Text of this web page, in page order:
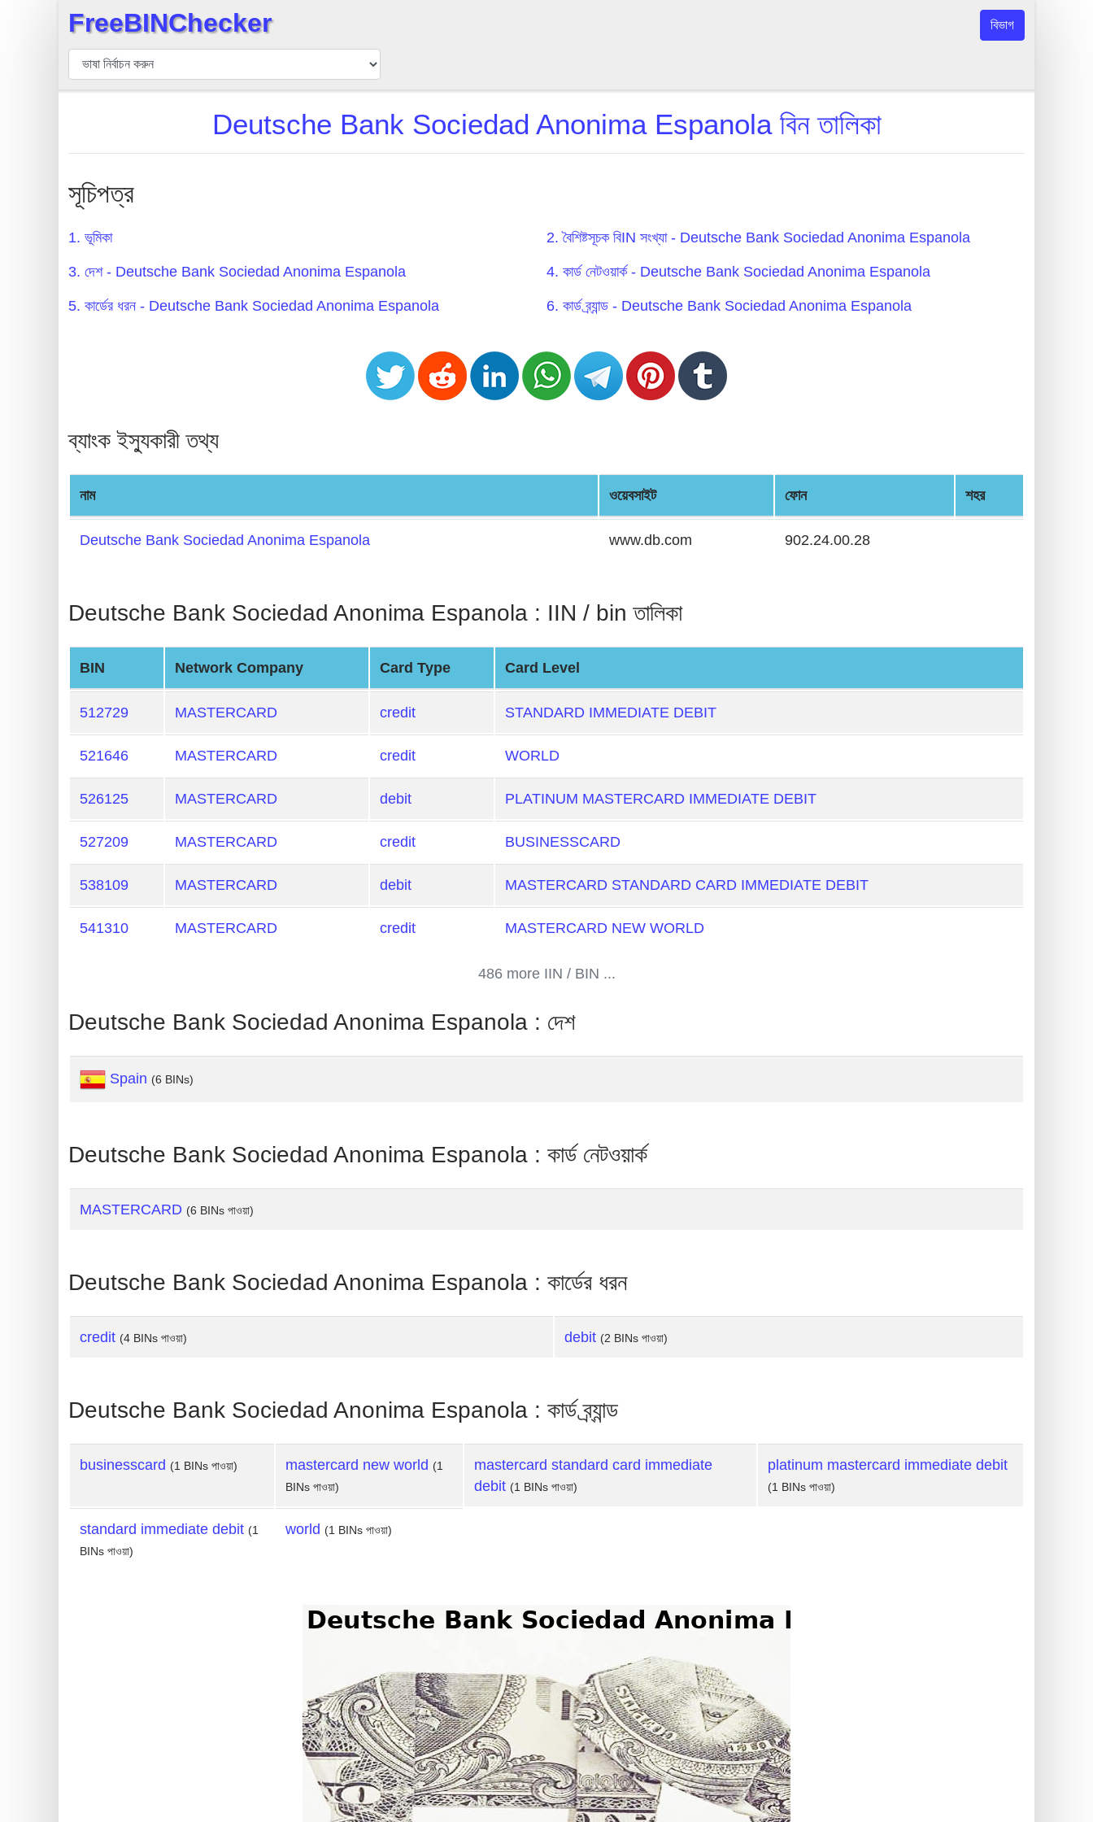
বিন
যাচাইকারী
বিন
সংখ্যা
বিন
এপিআই
Generator
BIN
Generator
from
Banks
Credit
Card
Card
Random
Credit
Card
Generate
Credit
Card
from
BIN
Card
Service
is
My
IP
Address
Lookup
Checker
FreeBINChecker বিভাগ
Deutsche Bank Sociedad Anonima Espanola বিন তালিকা
সূচিপত্র
1. ভূমিকা 2. বৈশিষ্টসূচক বিIN সংখ্যা - Deutsche Bank Sociedad Anonima Espanola
3. দেশ - Deutsche Bank Sociedad Anonima Espanola 4. কার্ড নেটওয়ার্ক - Deutsche Bank Sociedad Anonima Espanola
5. কার্ডের ধরন - Deutsche Bank Sociedad Anonima Espanola 6. কার্ড ব্র্যান্ড - Deutsche Bank Sociedad Anonima Espanola
ব্যাংক ইস্যুকারী তথ্য
নাম ওয়েবসাইট ফোন শহর
Deutsche Bank Sociedad Anonima Espanola www.db.com 902.24.00.28
Deutsche Bank Sociedad Anonima Espanola : IIN / bin তালিকা
BIN Network Company Card Type Card Level
512729 MASTERCARD credit STANDARD IMMEDIATE DEBIT
521646 MASTERCARD credit WORLD
526125 MASTERCARD debit PLATINUM MASTERCARD IMMEDIATE DEBIT
527209 MASTERCARD credit BUSINESSCARD
538109 MASTERCARD debit MASTERCARD STANDARD CARD IMMEDIATE DEBIT
541310 MASTERCARD credit MASTERCARD NEW WORLD
486 more IIN / BIN ...
Deutsche Bank Sociedad Anonima Espanola : দেশ
Spain (6 BINs)
Deutsche Bank Sociedad Anonima Espanola : কার্ড নেটওয়ার্ক
MASTERCARD (6 BINs পাওয়া)
Deutsche Bank Sociedad Anonima Espanola : কার্ডের ধরন
credit (4 BINs পাওয়া) debit (2 BINs পাওয়া)
Deutsche Bank Sociedad Anonima Espanola : কার্ড ব্র্যান্ড
businesscard (1 BINs পাওয়া) mastercard new world (1
BINs পাওয়া)
mastercard standard card immediate
debit (1 BINs পাওয়া)
platinum mastercard immediate debit
(1 BINs পাওয়া)
standard immediate debit (1
BINs পাওয়া)
world (1 BINs পাওয়া)